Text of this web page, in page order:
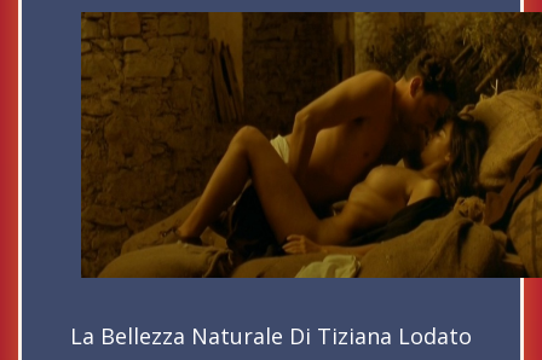
La Bellezza Naturale Di Tiziana Lodato